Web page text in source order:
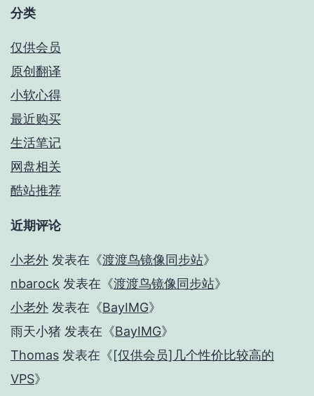
分类
仅供会员
原创翻译
小软心得
最近购买
生活笔记
网盘相关
酷站推荐
近期评论
小老外 发表在《渡渡鸟镜像同步站》
nbarock 发表在《渡渡鸟镜像同步站》
小老外 发表在《BayIMG》
雨天小猪 发表在《BayIMG》
Thomas 发表在《[仅供会员]几个性价比较高的
VPS》